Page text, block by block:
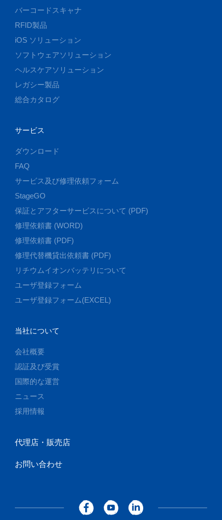
バーコードスキャナ
RFID製品
iOS ソリューション
ソフトウェアソリューション
ヘルスケアソリューション
レガシー製品
総合カタログ
サービス
ダウンロード
FAQ
サービス及び修理依頼フォーム
StageGO
保証とアフターサービスについて (PDF)
修理依頼書 (WORD)
修理依頼書 (PDF)
修理代替機貸出依頼書 (PDF)
リチウムイオンバッテリについて
ユーザ登録フォーム
ユーザ登録フォーム(EXCEL)
当社について
会社概要
認証及び受賞
国際的な運営
ニュース
採用情報
代理店・販売店
お問い合わせ